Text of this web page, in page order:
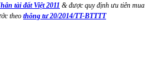
tài đất Việt 2011 & được quy định ưu tiên mua
theo thông tư 20/2014/TT-BTTTT